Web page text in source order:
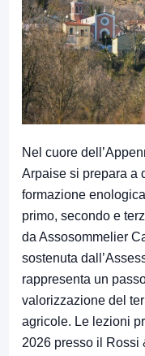
Nel cuore
Arpaise si prepara a
formazione
primo, secondo e
da Assosommelier
sostenuta
rappresenta un
valorizzazione del
agricole. Le lezioni
2026 presso il Rossi